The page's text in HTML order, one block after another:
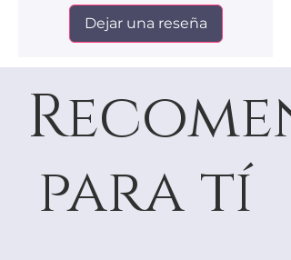
Dejar una reseña
para tí